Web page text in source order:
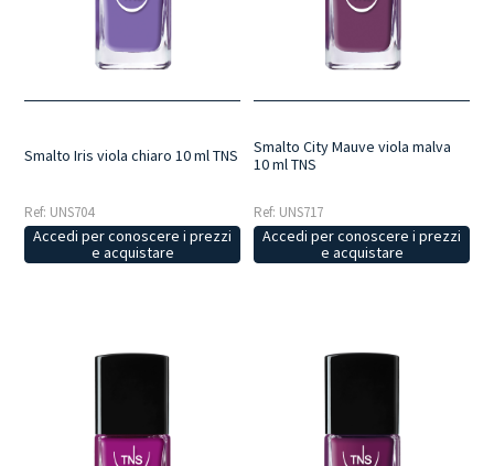
Smalto Iris viola chiaro 10 ml TNS
Ref: UNS704
Accedi per conoscere i prezzi
e acquistare
Smalto City Mauve viola malva
10 ml TNS
Ref: UNS717
Accedi per conoscere i prezzi
e acquistare